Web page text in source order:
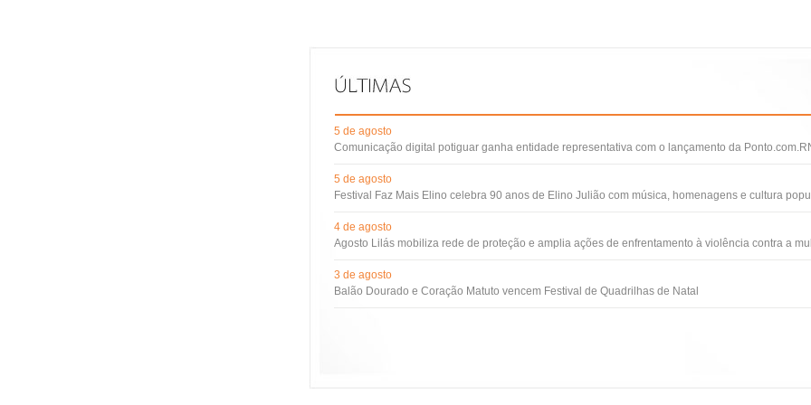
5 de agosto
Comunicação digital potiguar ganha entidade representativa com o lançamento da
5 de agosto
Festival Faz Mais Elino celebra 90 anos de Elino Julião com música, homenagens e cultura
4 de agosto
Agosto Lilás mobiliza rede de proteção e amplia ações de enfrentamento à violência contra a
3 de agosto
Balão Dourado e Coração Matuto vencem Festival de Quadrilhas de Natal